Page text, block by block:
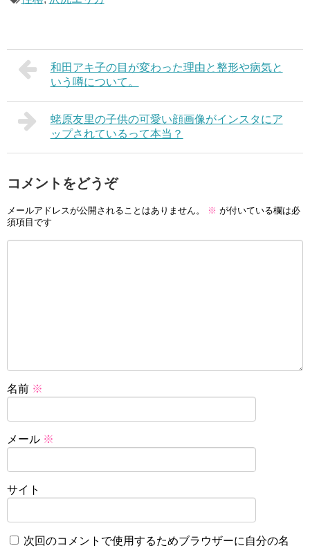
和田アキ子の目が変わった理由と整形や病気と
いう噂について。
蛯原友里の子供の可愛い顔画像がインスタにア
ップされているって本当？
コメントをどうぞ
メールアドレスが公開されることはありません。 ※ が付いている欄は必
須項目です
名前 ※
メール ※
サイト
次回のコメントで使用するためブラウザーに自分の名